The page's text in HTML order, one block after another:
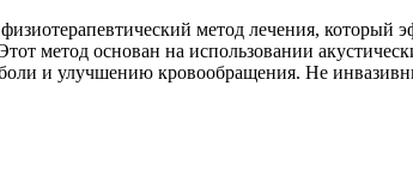
метод лечения, который
метод основан на использовании
и улучшению кровообращения. Не